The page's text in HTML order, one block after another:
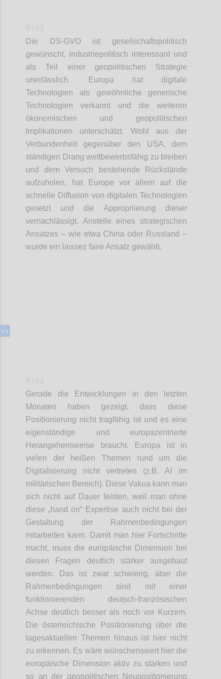
Die DS-GVO ist gesellschaftspolitisch
gewünscht, industriepolitisch interessant und
als Teil einer geopolitischen Strategie
unerlässlich. Europa hat digitale
Technologien als gewöhnliche generische
Technologien verkannt und die weiteren
ökonomischen und geopolitischen
Implikationen unterschätzt. Wohl aus der
Verbundenheit gegenüber den USA, dem
ständigen Drang wettbewerbsfähig zu bleiben
und dem Versuch bestehende Rückstände
aufzuholen, hat Europe vor allem auf die
schnelle Diffusion von digitalen Technologien
gesetzt und die Appropriierung dieser
vernachlässigt. Anstelle eines strategischen
Ansatzes – wie etwa China oder Russland –
wurde ein laissez faire Ansatz gewählt.
Gerade die Entwicklungen in den letzten
Monaten haben gezeigt, dass diese
Positionierung nicht tragfähig ist und es eine
eigenständige und europazentrierte
Herangehensweise braucht. Europa ist in
vielen der heißen Themen rund um die
Digitalisierung nicht vertreten (z.B. AI im
militärischen Bereich). Diese Vakua kann man
sich nicht auf Dauer leisten, weil man ohne
diese „hand on“ Expertise auch nicht bei der
Gestaltung der Rahmenbedingungen
mitarbeiten kann. Damit man hier Fortschritte
macht, muss die europäische Dimension bei
diesen Fragen deutlich stärker ausgebaut
werden. Das ist zwar schwierig, aber die
Rahmenbedingungen sind mit einer
funktionierenden deutsch-französischen
Achse deutlich besser als noch vor Kurzem.
Die österreichische Positionierung über die
tagesaktuellen Themen hinaus ist hier nicht
zu erkennen. Es wäre wünschenswert hier die
europäische Dimension aktiv zu stärken und
so an der geopolitischen Neupositionierung